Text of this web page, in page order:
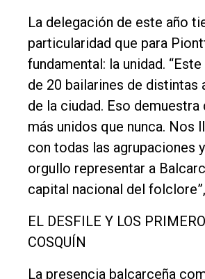
Deportes
Fúnebres
Edición
Empresa
Nosotros
Contacto
La delegación de este año
particularidad que para
fundamental: la unidad.
de 20 bailarines de distintas
de la ciudad. Eso
más unidos que nunca. Nos
con todas las agrupaciones
orgullo representar a
capital nacional del
EL DESFILE Y LOS
COSQUÍN
La presencia balcarceña